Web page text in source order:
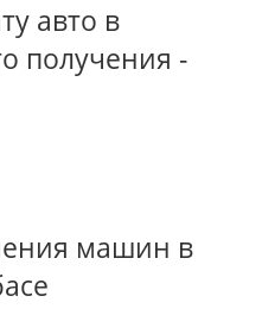
авто в
получения -
машин в